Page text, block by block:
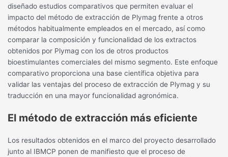
diseñado estudios comparativos que permiten evaluar el
impacto del método de extracción de Plymag frente a otros
métodos habitualmente empleados en el mercado, así como
comparar la composición y funcionalidad de los extractos
obtenidos por Plymag con los de otros productos
bioestimulantes comerciales del mismo segmento. Este enfoque
comparativo proporciona una base científica objetiva para
validar las ventajas del proceso de extracción de Plymag y su
traducción en una mayor funcionalidad agronómica.
El método de extracción más eficiente
Los resultados obtenidos en el marco del proyecto desarrollado
junto al IBMCP ponen de manifiesto que el proceso de